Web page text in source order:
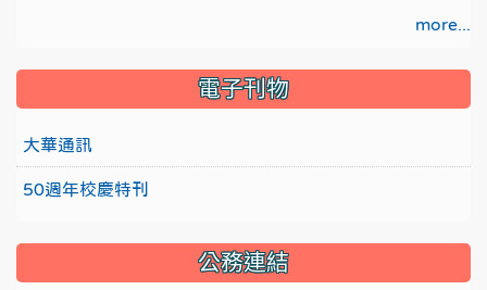
more...
電子刊物
大華通訊
50週年校慶特刊
公務連結